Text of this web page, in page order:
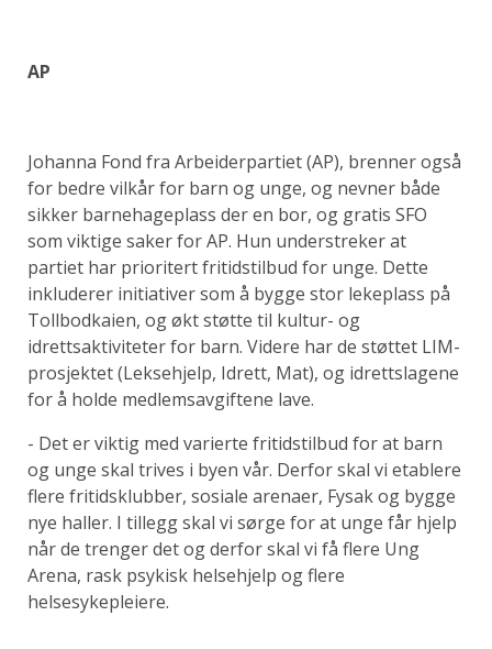
AP
Johanna Fond fra Arbeiderpartiet (AP), brenner også
for bedre vilkår for barn og unge, og nevner både
sikker barnehageplass der en bor, og gratis SFO
som viktige saker for AP. Hun understreker at
partiet har prioritert fritidstilbud for unge. Dette
inkluderer initiativer som å bygge stor lekeplass på
Tollbodkaien, og økt støtte til kultur- og
idrettsaktiviteter for barn. Videre har de støttet LIM-
prosjektet (Leksehjelp, Idrett, Mat), og idrettslagene
for å holde medlemsavgiftene lave.
- Det er viktig med varierte fritidstilbud for at barn
og unge skal trives i byen vår. Derfor skal vi etablere
flere fritidsklubber, sosiale arenaer, Fysak og bygge
nye haller. I tillegg skal vi sørge for at unge får hjelp
når de trenger det og derfor skal vi få flere Ung
Arena, rask psykisk helsehjelp og flere
helsesykepleiere.